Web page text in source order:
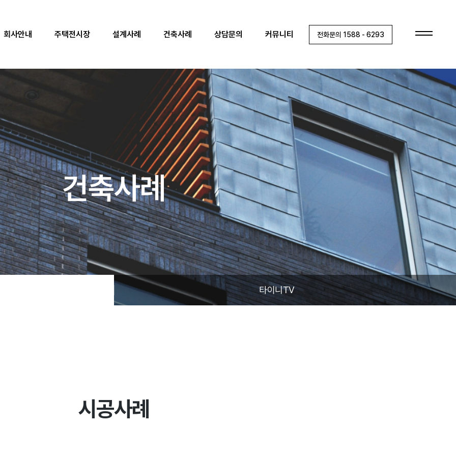
회사안내 주택전시장 설계사례 건축사례 상담문의 커뮤니티 전화문의 1588 - 6293
오시는 길
주택전시장
본사전시장
방문예약
설계사례
설계사례
건축문의
A/S문의
협력사/목수팀 지원
커뮤니티
공지사항
이벤트
건축뉴스
건축사례
타이니TV
시공사례